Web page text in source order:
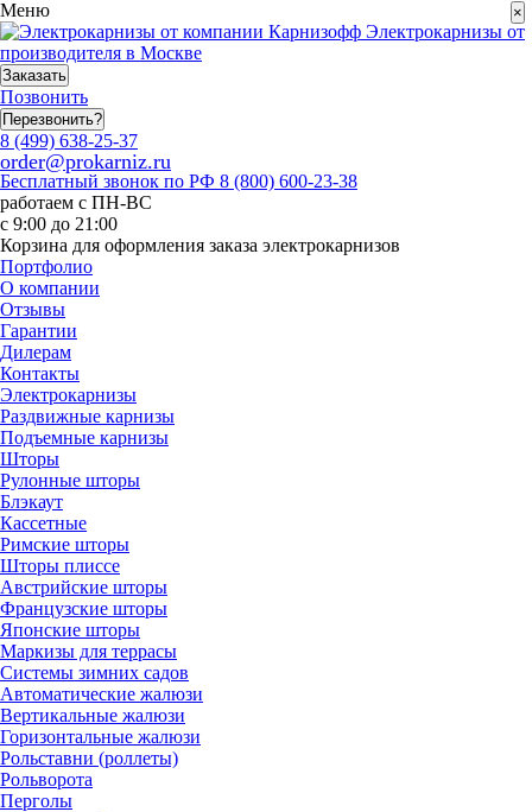
Меню
Электрокарнизы от
производителя в Москве
Заказать
Позвонить
Перезвонить?
8 (499) 638-25-37
order@prokarniz.ru
Бесплатный звонок по РФ 8 (800) 600-23-38
работаем с ПН-ВС
с 9:00 до 21:00
Корзина для оформления заказа электрокарнизов
Портфолио
О компании
Отзывы
Гарантии
Дилерам
Контакты
Электрокарнизы
Раздвижные карнизы
Подъемные карнизы
Шторы
Рулонные шторы
Блэкаут
Кассетные
Римские шторы
Шторы плиссе
Австрийские шторы
Французские шторы
Японские шторы
Маркизы для террасы
Системы зимних садов
Автоматические жалюзи
Вертикальные жалюзи
Горизонтальные жалюзи
Рольставни (роллеты)
Рольворота
Перголы
×